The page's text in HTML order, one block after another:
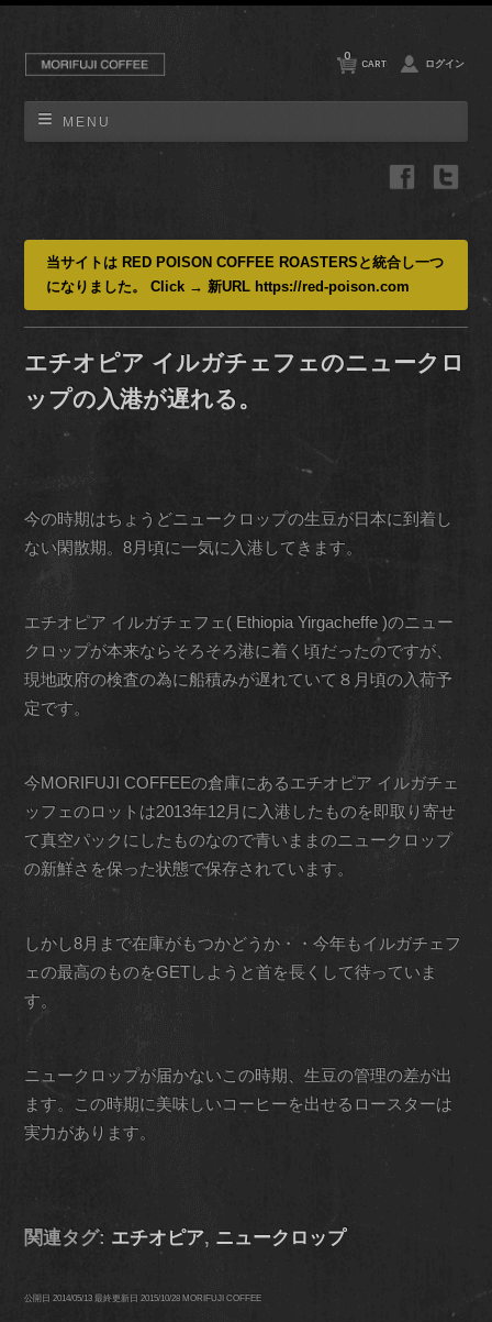
MENU
CART
0
ログイン
当サイトは RED POISON COFFEE ROASTERSと統合し一つ
になりました。 Click → 新URL https://red-poison.com
エチオピア イルガチェフェのニュークロ
ップの入港が遅れる。
今の時期はちょうどニュークロップの生豆が日本に到着し
ない閑散期。8月頃に一気に入港してきます。
エチオピア イルガチェフェ( Ethiopia Yirgacheffe )のニュー
クロップが本来ならそろそろ港に着く頃だったのですが、
現地政府の検査の為に船積みが遅れていて８月頃の入荷予
定です。
今MORIFUJI COFFEEの倉庫にあるエチオピア イルガチェ
ッフェのロットは2013年12月に入港したものを即取り寄せ
て真空パックにしたものなので青いままのニュークロップ
の新鮮さを保った状態で保存されています。
しかし8月まで在庫がもつかどうか・・今年もイルガチェフ
ェの最高のものをGETしようと首を長くして待っていま
す。
ニュークロップが届かないこの時期、生豆の管理の差が出
ます。この時期に美味しいコーヒーを出せるロースターは
実力があります。
関連タグ: エチオピア, ニュークロップ
公開日2014/05/13 最終更新日2015/10/28 MORIFUJI COFFEE